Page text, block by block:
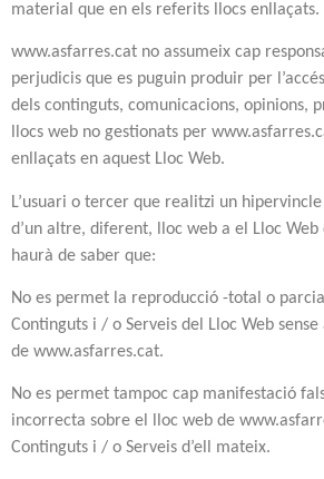
material que en els referits llocs enllaçats.
www.asfarres.cat no assumeix cap
perjudicis que es puguin produir per
dels continguts, comunicacions, opinions,
llocs web no gestionats per
enllaçats en aquest Lloc Web.
L’usuari o tercer que realitzi un
d’un altre, diferent, lloc web a el Lloc
haurà de saber que:
No es permet la reproducció -total o
Continguts i / o Serveis del Lloc Web
de www.asfarres.cat.
No es permet tampoc cap manifestació
incorrecta sobre el lloc web de
Continguts i / o Serveis d’ell mateix.